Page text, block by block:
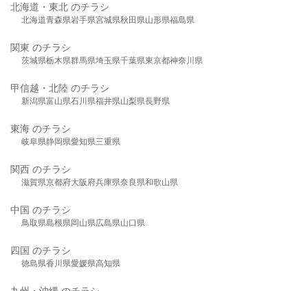
北海道・東北 のチラシ
北海道青森県岩手県宮城県秋田県山形県福島県
関東 のチラシ
茨城県栃木県群馬県埼玉県千葉県東京都神奈川県
甲信越・北陸 のチラシ
新潟県富山県石川県福井県山梨県長野県
東海 のチラシ
岐阜県静岡県愛知県三重県
関西 のチラシ
滋賀県京都府大阪府兵庫県奈良県和歌山県
中国 のチラシ
鳥取県島根県岡山県広島県山口県
四国 のチラシ
徳島県香川県愛媛県高知県